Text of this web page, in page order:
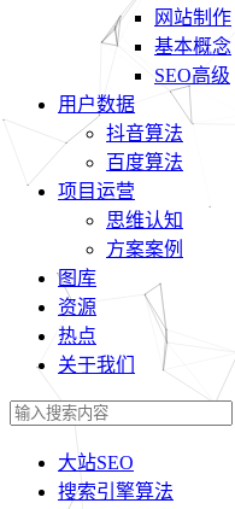
网站制作
基本概念
SEO高级
用户数据
抖音算法
百度算法
项目运营
思维认知
方案案例
图库
资源
热点
关于我们
大站SEO
搜索引擎算法